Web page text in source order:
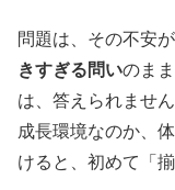
問題は、その不安
きすぎる問いのま
は、答えられませ
成長環境なのか、
けると、初めて「